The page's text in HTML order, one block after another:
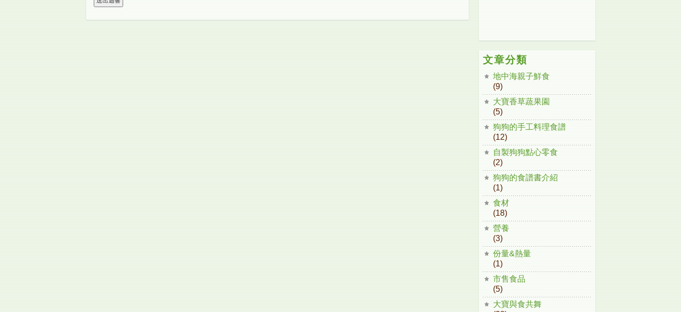
文章分類
地中海親子鮮食
(9)
大寶香草蔬果園
(5)
狗狗的手工料理食譜
(12)
自製狗狗點心零食
(2)
狗狗的食譜書介紹
(1)
食材
(18)
營養
(3)
份量&熱量
(1)
市售食品
(5)
大寶與食共舞